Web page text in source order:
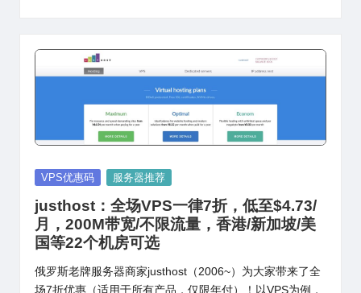
Posted
VPS优惠码 服务器推荐
justhost：全场VPS一律7折，低至$4.73/
月，200M带宽/不限流量，香港/新加坡/美
国等22个机房可选
俄罗斯老牌服务器商家justhost（2006~）为大家带来了全
场7折优惠（适用于所有产品，仅限年付）！以VPS为例，